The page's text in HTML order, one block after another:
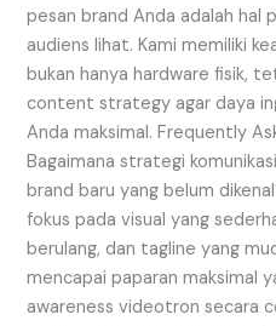
pesan brand Anda adalah hal
audiens lihat. Kami memiliki
bukan hanya hardware fisik,
content strategy agar daya
Anda maksimal. Frequently
Bagaimana strategi
brand baru yang belum
fokus pada visual yang
berulang, dan tagline yang
mencapai paparan maksimal
awareness videotron secara